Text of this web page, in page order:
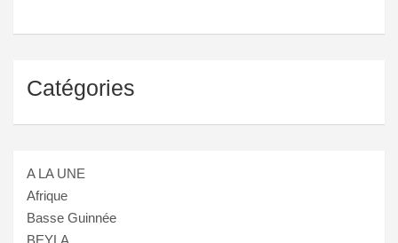
Catégories
A LA UNE
Afrique
Basse Guinnée
BEYLA